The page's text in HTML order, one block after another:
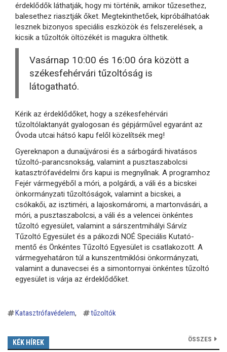
érdeklődők láthatják, hogy mi történik, amikor tűzesethez,
balesethez riasztják őket. Megtekinthetőek, kipróbálhatóak
lesznek bizonyos speciális eszközök és felszerelések, a
kicsik a tűzoltók öltözékét is magukra ölthetik.
Vasárnap 10:00 és 16:00 óra között a
székesfehérvári tűzoltóság is
látogatható.
Kérik az érdeklődőket, hogy a székesfehérvári
tűzoltólaktanyát gyalogosan és gépjárművel egyaránt az
Óvoda utcai hátsó kapu felől közelítsék meg!
Gyereknapon a dunaújvárosi és a sárbogárdi hivatásos
tűzoltó-parancsnokság, valamint a pusztaszabolcsi
katasztrófavédelmi őrs kapui is megnyílnak. A programhoz
Fejér vármegyéből a móri, a polgárdi, a váli és a bicskei
önkormányzati tűzoltóságok, valamint a bicskei, a
csókakői, az isztiméri, a lajoskomáromi, a martonvásári, a
móri, a pusztaszabolcsi, a váli és a velencei önkéntes
tűzoltó egyesület, valamint a sárszentmihályi Sárvíz
Tűzoltó Egyesület és a pákozdi NOÉ Speciális Kutató-
mentő és Önkéntes Tűzoltó Egyesület is csatlakozott. A
vármegyehatáron túl a kunszentmiklósi önkormányzati,
valamint a dunavecsei és a simontornyai önkéntes tűzoltó
egyesület is várja az érdeklődőket.
Katasztrófavédelem tűzoltók
KÉK HÍREK ÖSSZES